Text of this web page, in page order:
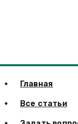
Главная
Все статьи